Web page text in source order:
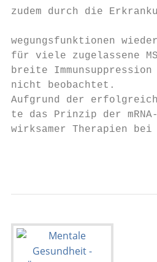
zudem durch die
wegungsfunktionen
für viele zugelassene
breite
nicht beobachtet.
Aufgrund der
te das Prinzip der
wirksamer Therapien